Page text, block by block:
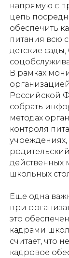
напрямую с
цепь
обеспечить
питания всю
детские
В рамках
Российской
собрать
методах
контроля
учреждениях,
действенных
школьных
Еще одна
при
это
кадрами
считает, что
кадровое